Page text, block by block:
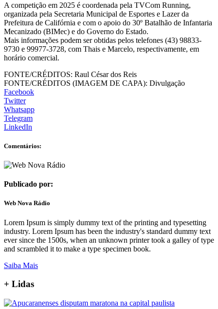
A competição em 2025 é coordenada pela TVCom Running,
organizada pela Secretaria Municipal de Esportes e Lazer da
Prefeitura de Califórnia e com o apoio do 30º Batalhão de Infantaria
Mecanizado (BIMec) e do Governo do Estado.
Mais informações podem ser obtidas pelos telefones (43) 98833-
9730 e 99977-3728, com Thais e Marcelo, respectivamente, em
horário comercial.
FONTE/CRÉDITOS: Raul César dos Reis
FONTE/CRÉDITOS (IMAGEM DE CAPA): Divulgação
Facebook
Twitter
Whatsapp
Telegram
LinkedIn
Comentários:
Publicado por:
Web Nova Rádio
Lorem Ipsum is simply dummy text of the printing and typesetting
industry. Lorem Ipsum has been the industry's standard dummy text
ever since the 1500s, when an unknown printer took a galley of type
and scrambled it to make a type specimen book.
Saiba Mais
+ Lidas